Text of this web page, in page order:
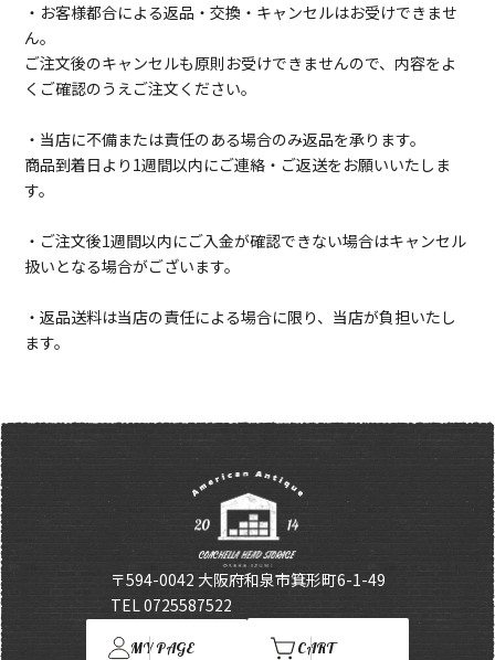
・お客様都合による返品・交換・キャンセルはお受けできませ
ん。
ご注文後のキャンセルも原則お受けできませんので、内容をよ
くご確認のうえご注文ください。
・当店に不備または責任のある場合のみ返品を承ります。
商品到着日より1週間以内にご連絡・ご返送をお願いいたしま
す。
・ご注文後1週間以内にご入金が確認できない場合はキャンセル
扱いとなる場合がございます。
・返品送料は当店の責任による場合に限り、当店が負担いたし
ます。
〒594-0042 大阪府和泉市箕形町6-1-49
TEL 0725587522
MY PAGE CART